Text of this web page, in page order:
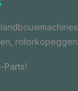
rotorkopeggen
Parts!